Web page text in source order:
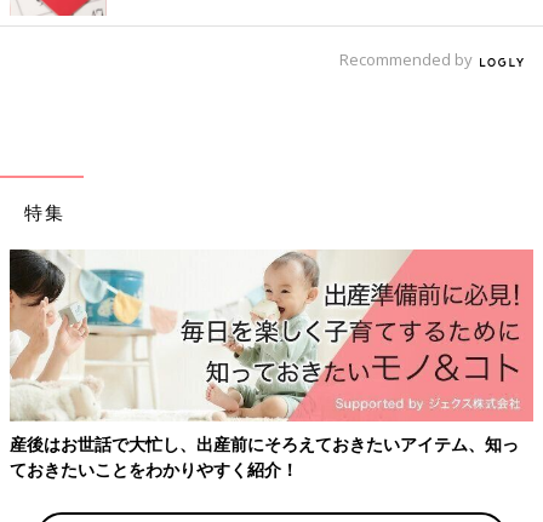
の描きたいように描きなさい』と言ってくれたので、そのままあ
者の声もありますが。
がないんだろうなと思います。でもいないんだなあと思うときは
寂しいですね。
――出来上がったコミックスをみてどう思いましたか？
御手洗 将来むすめに見せるつもりですが『でも覚えてないも
ん』って100％言われると思うんですが、漫画に描いたとおりの
応酬をするんだろうな～って思います。
Recommended by
特集
産後はお世話で大忙し、出産前にそろえておきたいアイテム、知っ
ておきたいことをわかりやすく紹介！